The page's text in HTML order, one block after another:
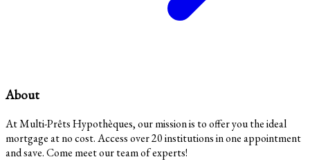
About
At Multi-Prêts Hypothèques, our mission is to offer you the ideal
mortgage at no cost. Access over 20 institutions in one appointment
and save. Come meet our team of experts!